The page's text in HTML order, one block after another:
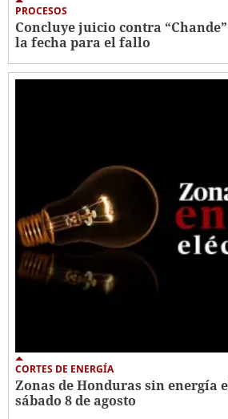
PROCESOS
Concluye juicio contra
la fecha para el fallo
CORTES DE ENERGÍA
Zonas de Honduras sin energía
sábado 8 de agosto